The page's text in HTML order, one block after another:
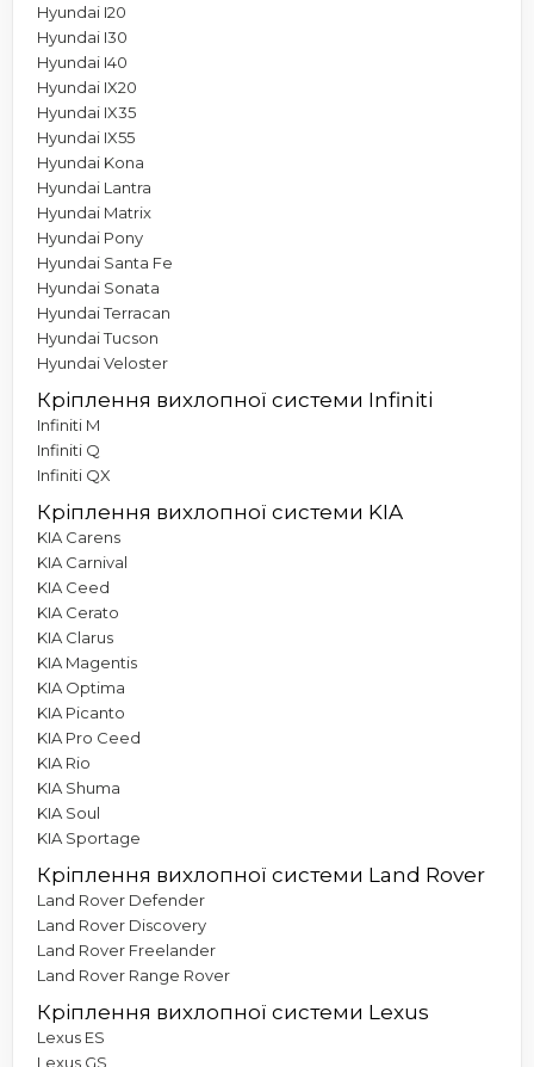
Hyundai I20
Hyundai I30
Hyundai I40
Hyundai IX20
Hyundai IX35
Hyundai IX55
Hyundai Kona
Hyundai Lantra
Hyundai Matrix
Hyundai Pony
Hyundai Santa Fe
Hyundai Sonata
Hyundai Terracan
Hyundai Tucson
Hyundai Veloster
Кріплення вихлопної системи Infiniti
Infiniti M
Infiniti Q
Infiniti QX
Кріплення вихлопної системи KIA
KIA Carens
KIA Carnival
KIA Ceed
KIA Cerato
KIA Clarus
KIA Magentis
KIA Optima
KIA Picanto
KIA Pro Ceed
KIA Rio
KIA Shuma
KIA Soul
KIA Sportage
Кріплення вихлопної системи Land Rover
Land Rover Defender
Land Rover Discovery
Land Rover Freelander
Land Rover Range Rover
Кріплення вихлопної системи Lexus
Lexus ES
Lexus GS